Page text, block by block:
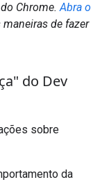
Chrome.Abra o
de fazer
do Dev
sobre
da